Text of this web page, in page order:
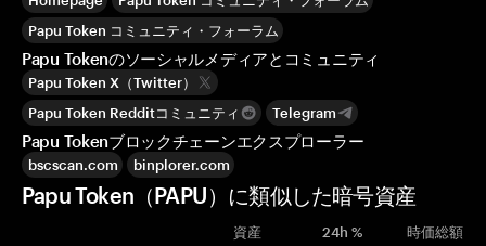
Papu Token コミュニティ・フォーラム
Papu Tokenのソーシャルメディアとコミュニティ
Papu Token X（Twitter）
Papu Token Redditコミュニティ
Telegram
Papu Tokenブロックチェーンエクスプローラー
bscscan.com binplorer.com
Papu Token（PAPU）に類似した暗号資産
資産 24h % 時価総額